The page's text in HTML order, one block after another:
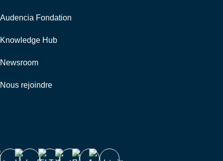
Audencia Fondation
Knowledge Hub
Newsroom
Nous rejoindre